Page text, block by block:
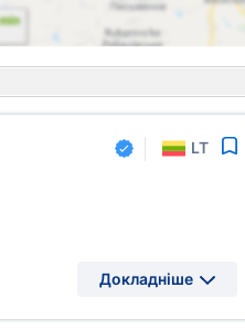
LT
Докладніше